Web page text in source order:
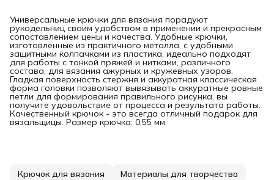
Универсальные крючки для вязания порадуют
рукодельниц своим удобством в применении и прекрасным
сопоставлением цены и качества. Удобные крючки,
изготовленные из практичного металла, с удобными
защитными колпачками из пластика, идеально подходят
для работы с тонкой пряжей и нитками, различного
состава, для вязания ажурных и кружевных узоров.
Гладкая поверхность стержня и аккуратная классическая
форма головки позволяют вывязывать аккуратные ровные
петли для формирования правильного рисунка, вы
получите удовольствие от процесса и результата работы.
Качественный крючок - это всегда отличный подарок для
вязальщицы. Размер крючка: 0,55 мм.
Крючок для вязания Материалы для творчества